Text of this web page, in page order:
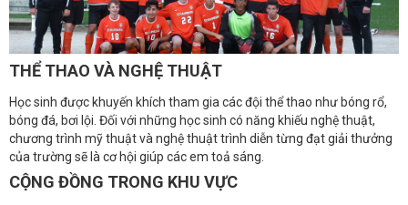
THỂ THAO VÀ NGHỆ THUẬT
Học sinh được khuyến khích tham gia các đội thể thao như bóng rổ,
bóng đá, bơi lội. Đối với những học sinh có năng khiếu nghệ thuật,
chương trình mỹ thuật và nghệ thuật trình diễn từng đạt giải thưởng
của trường sẽ là cơ hội giúp các em toả sáng.
CỘNG ĐỒNG TRONG KHU VỰC